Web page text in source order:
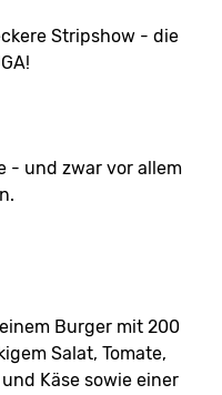
Stripshow - die
- und zwar vor allem
Burger mit 200
Salat, Tomate,
Käse sowie einer